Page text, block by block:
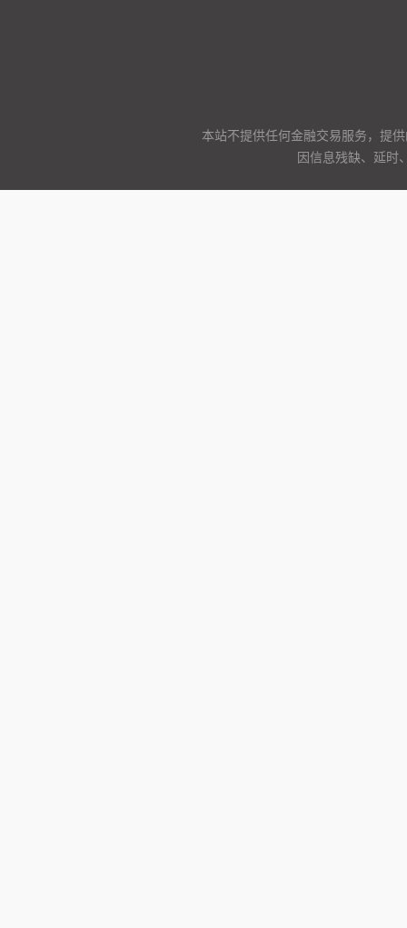
本站不提供任何金融交易服务，提
因信息残缺、延时